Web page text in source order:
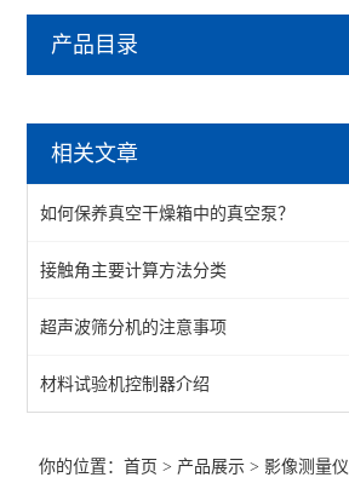
产品目录
影像仪
手动影像测量仪
全自动影像测量仪
大行程影像测量仪
二次元
相关文章
如何保养真空干燥箱中的真空泵？
接触角主要计算方法分类
超声波筛分机的注意事项
材料试验机控制器介绍
你的位置：首页 > 产品展示 > 影像测量仪